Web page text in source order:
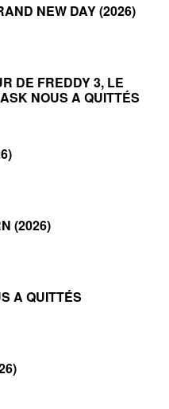
NEW DAY (2026)
DE FREDDY 3, LE
NOUS A QUITTÉS
(2026)
A QUITTÉS